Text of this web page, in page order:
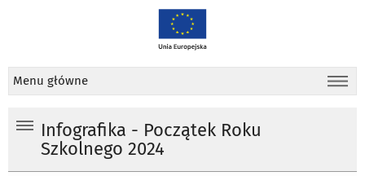
Menu główne
Infografika - Początek Roku
Szkolnego 2024